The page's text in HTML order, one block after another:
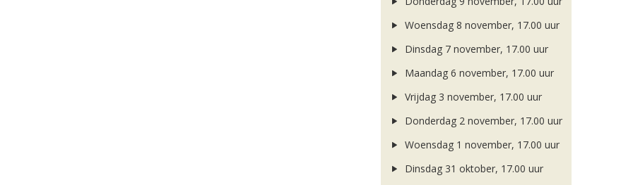
Woensdag 8 november, 17.00 uur
Dinsdag 7 november, 17.00 uur
Maandag 6 november, 17.00 uur
Vrijdag 3 november, 17.00 uur
Donderdag 2 november, 17.00 uur
Woensdag 1 november, 17.00 uur
Dinsdag 31 oktober, 17.00 uur